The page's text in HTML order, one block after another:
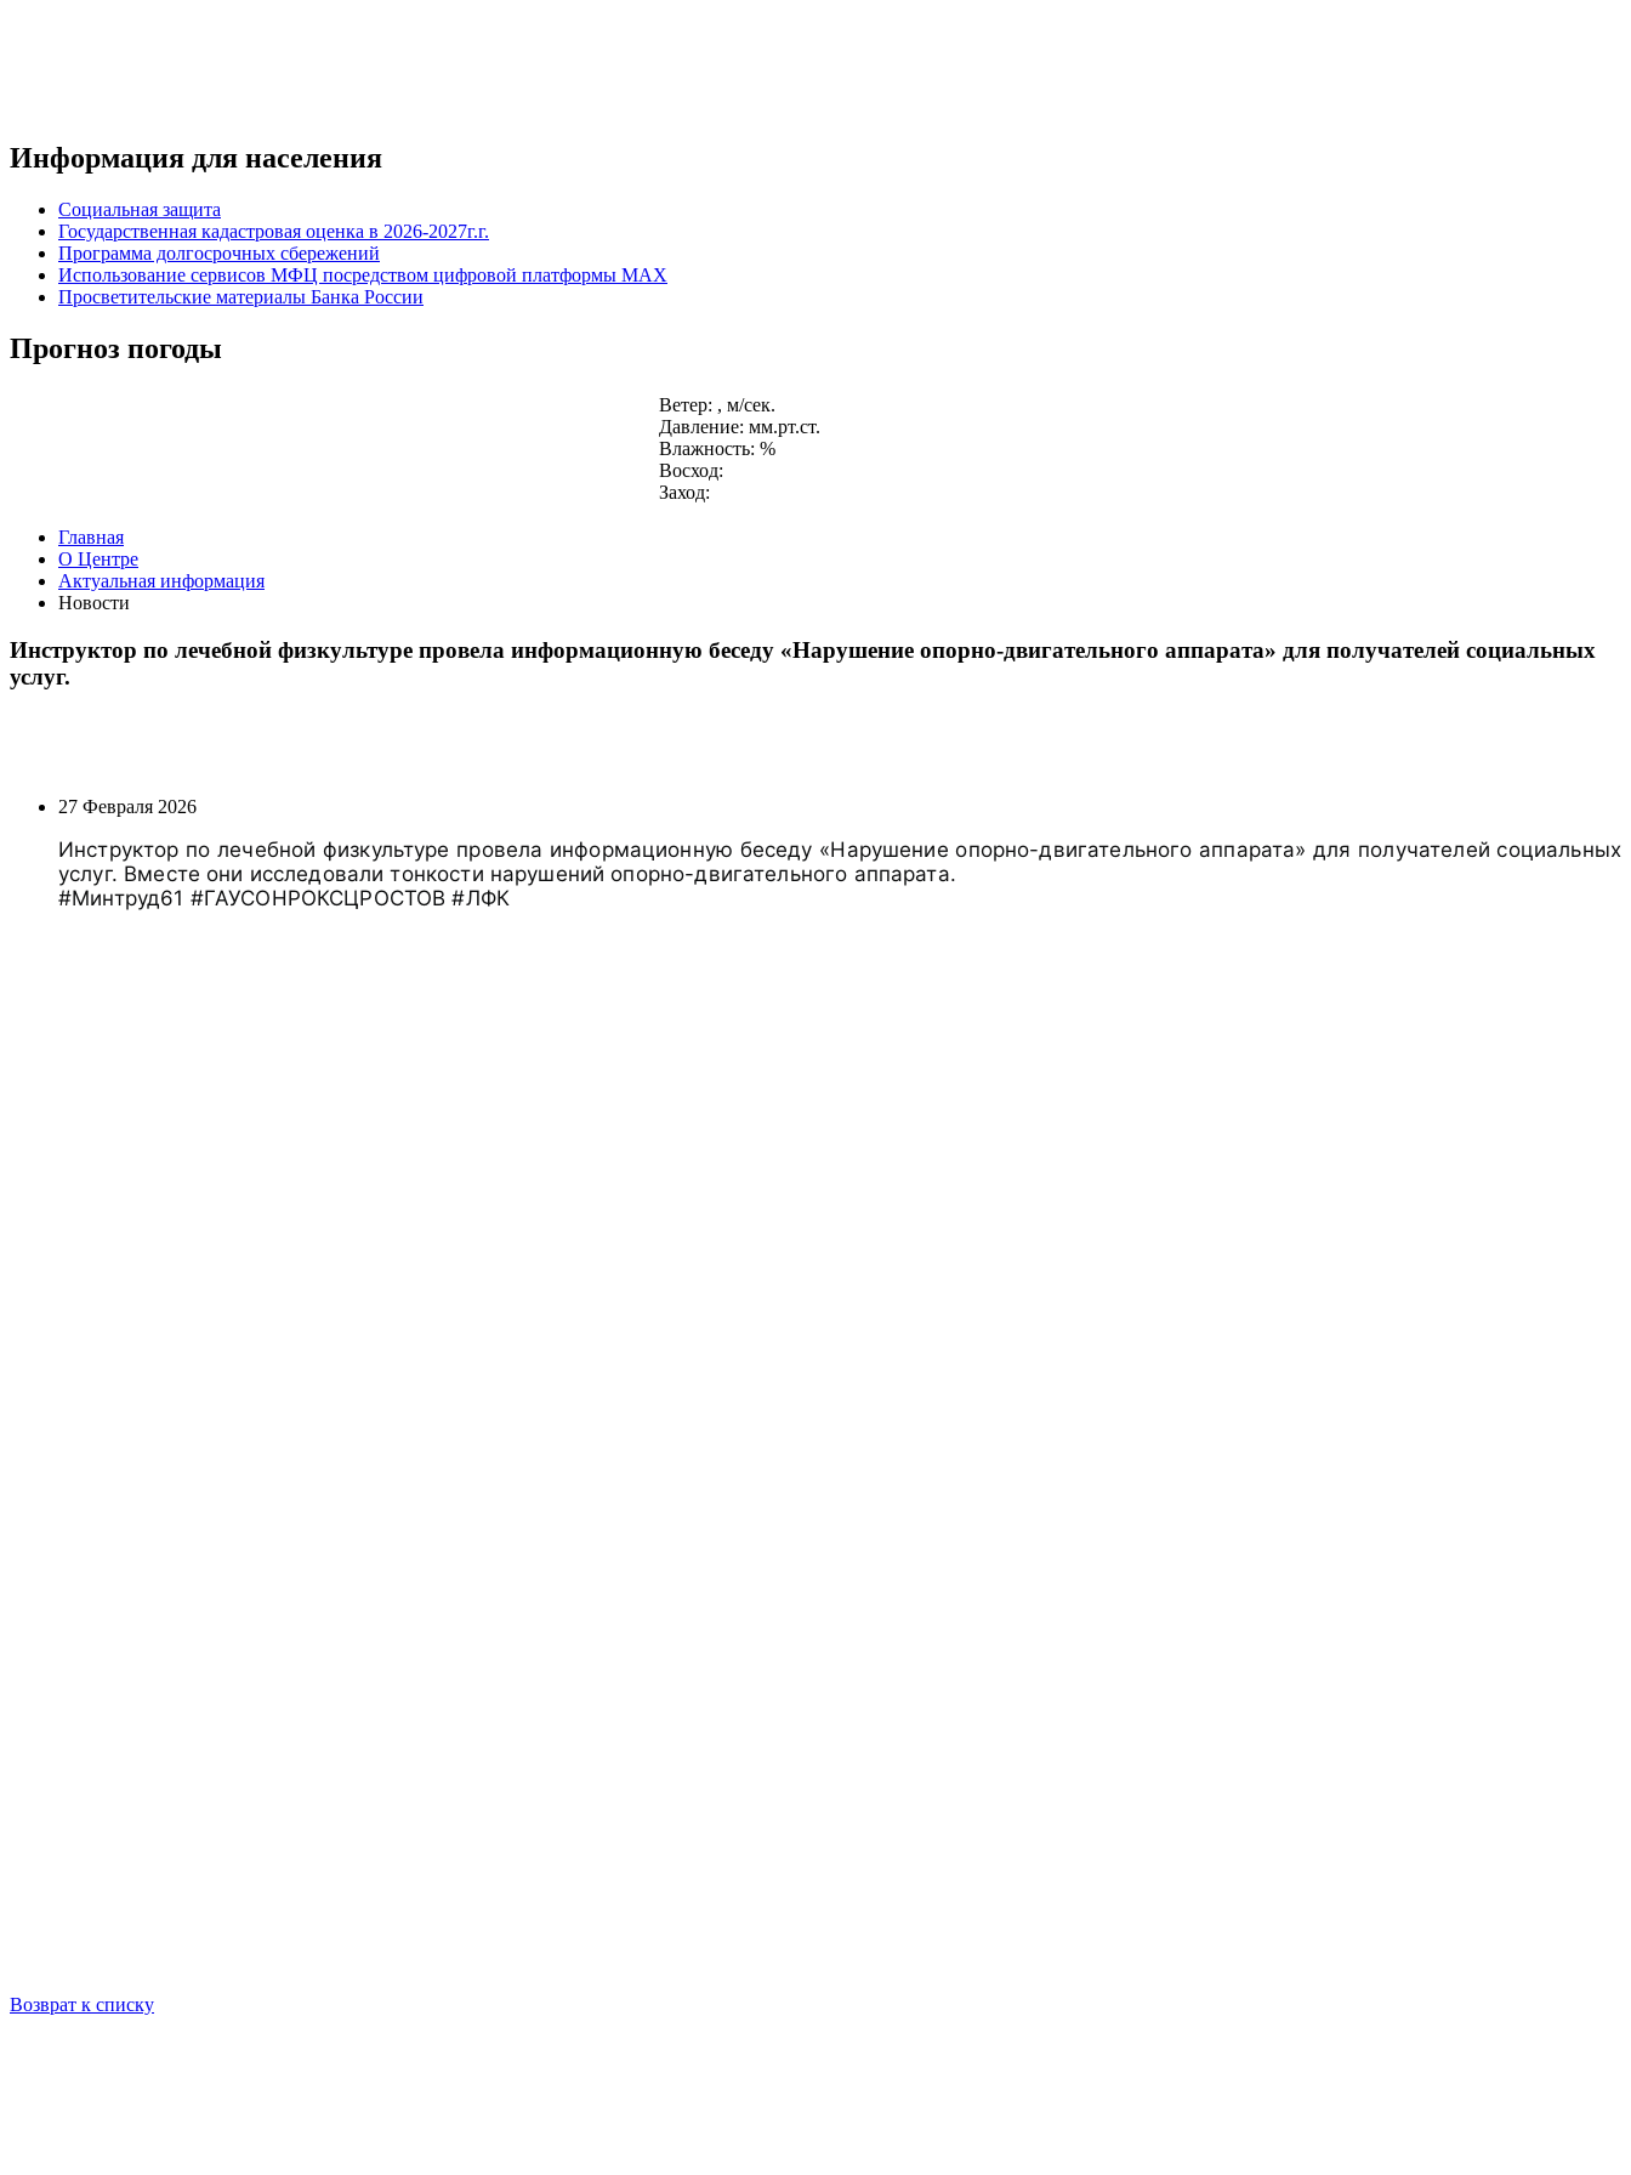
Информация для населения
Социальная защита
Государственная кадастровая оценка в 2026-2027г.г.
Программа долгосрочных сбережений
Использование сервисов МФЦ посредством цифровой платформы MAX
Просветительские материалы Банка России
Прогноз погоды
Ветер: , м/сек.
Давление: мм.рт.ст.
Влажность: %
Восход:
Заход:
Главная
О Центре
Актуальная информация
Новости
Инструктор по лечебной физкультуре провела информационную беседу «Нарушение опорно-двигательного аппарата» для получателей социальных
услуг.
27 Февраля 2026
Инструктор по лечебной физкультуре провела информационную беседу «Нарушение опорно-двигательного аппарата» для получателей социальных
услуг. Вместе они исследовали тонкости нарушений опорно-двигательного аппарата.
#Минтруд61 #ГАУСОНРОКСЦРОСТОВ #ЛФК
Возврат к списку